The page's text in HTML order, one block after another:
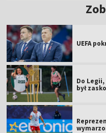
UEFA
Do
był